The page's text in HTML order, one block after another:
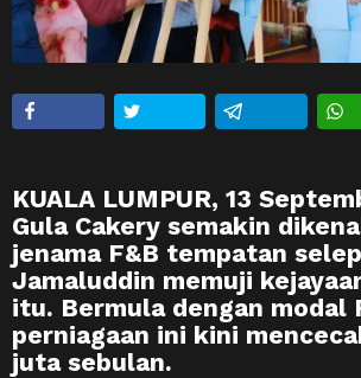
KUALA LUMPUR, 13
Gula Cakery semakin
jenama F&B tempatan
Jamaluddin memuji
itu. Bermula dengan modal
perniagaan ini kini
juta sebulan.